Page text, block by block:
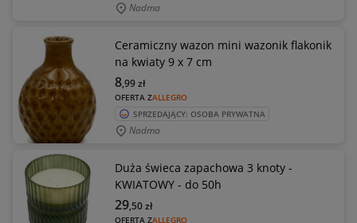
Nadma
Ceramiczny wazon mini wazonik flakonik
na kwiaty 9 x 7 cm
OFERTA ZALLEGRO
8,99zł
SPRZEDAJĄCY: OSOBA PRYWATNA
Nadma
Duża świeca zapachowa 3 knoty -
KWIATOWY - do 50h
OFERTA ZALLEGRO
29,50zł